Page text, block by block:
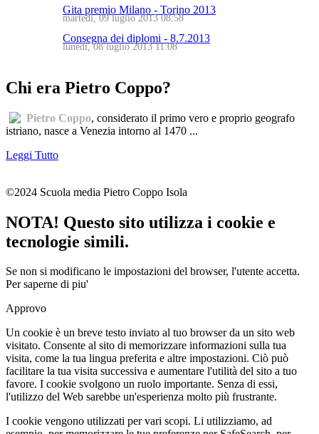
Gita premio Milano - Torino 2013
martedì, 09 luglio 2013 08:58
Consegna dei diplomi - 8.7.2013
lunedì, 08 luglio 2013 11:08
Chi era Pietro Coppo?
Pietro Coppo, considerato il primo vero e proprio geografo
istriano, nasce a Venezia intorno al 1470 ...
Leggi Tutto
©2024 Scuola media Pietro Coppo Isola
NOTA! Questo sito utilizza i cookie e
tecnologie simili.
Se non si modificano le impostazioni del browser, l'utente accetta.
Per saperne di piu'
Approvo
Un cookie è un breve testo inviato al tuo browser da un sito web
visitato. Consente al sito di memorizzare informazioni sulla tua
visita, come la tua lingua preferita e altre impostazioni. Ciò può
facilitare la tua visita successiva e aumentare l'utilità del sito a tuo
favore. I cookie svolgono un ruolo importante. Senza di essi,
l'utilizzo del Web sarebbe un'esperienza molto più frustrante.
I cookie vengono utilizzati per vari scopi. Li utilizziamo, ad